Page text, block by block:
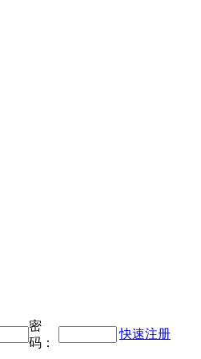
密
码：
快速注册